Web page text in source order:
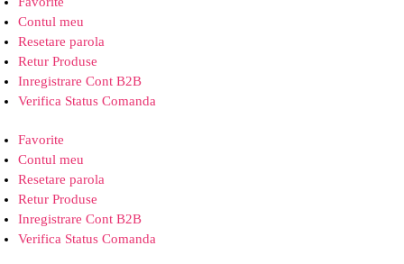
Contul meu
Resetare parola
Retur Produse
Inregistrare Cont B2B
Verifica Status Comanda
Favorite
Contul meu
Resetare parola
Retur Produse
Inregistrare Cont B2B
Verifica Status Comanda